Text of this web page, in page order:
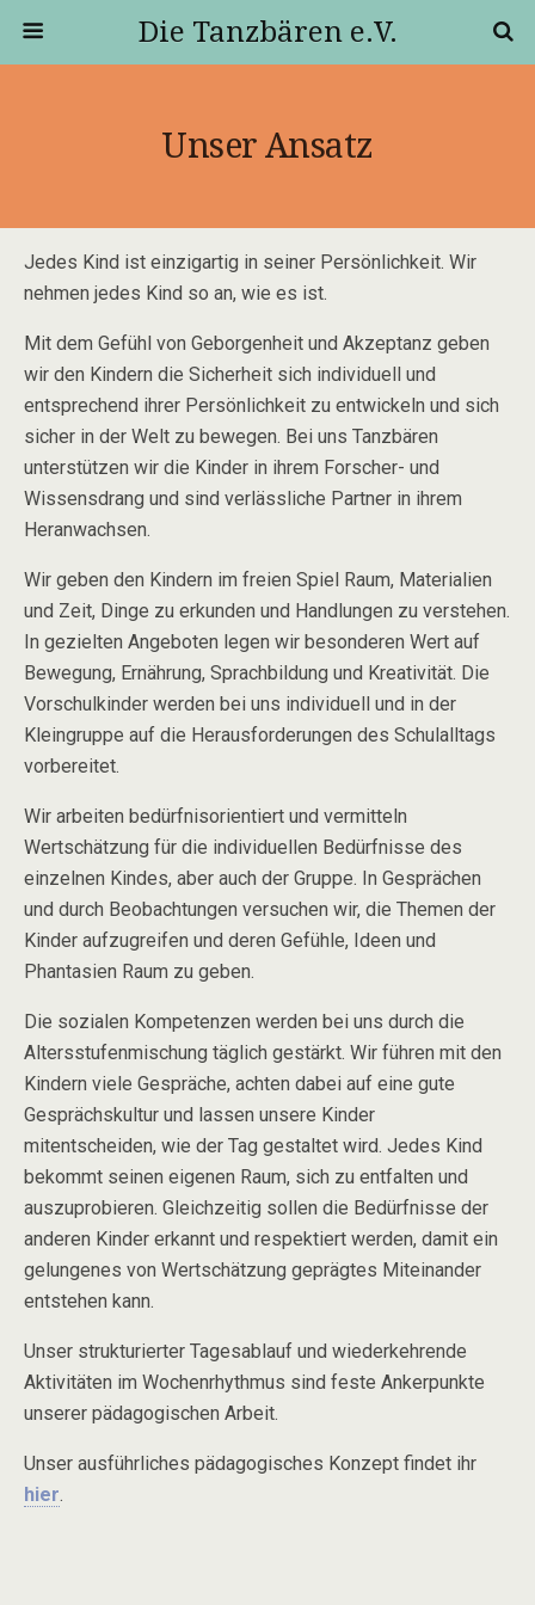
Die Tanzbären e.V.
Unser Ansatz
Jedes Kind ist einzigartig in seiner Persönlichkeit. Wir
nehmen jedes Kind so an, wie es ist.
Mit dem Gefühl von Geborgenheit und Akzeptanz geben
wir den Kindern die Sicherheit sich individuell und
entsprechend ihrer Persönlichkeit zu entwickeln und sich
sicher in der Welt zu bewegen. Bei uns Tanzbären
unterstützen wir die Kinder in ihrem Forscher- und
Wissensdrang und sind verlässliche Partner in ihrem
Heranwachsen.
Wir geben den Kindern im freien Spiel Raum, Materialien
und Zeit, Dinge zu erkunden und Handlungen zu verstehen.
In gezielten Angeboten legen wir besonderen Wert auf
Bewegung, Ernährung, Sprachbildung und Kreativität. Die
Vorschulkinder werden bei uns individuell und in der
Kleingruppe auf die Herausforderungen des Schulalltags
vorbereitet.
Wir arbeiten bedürfnisorientiert und vermitteln
Wertschätzung für die individuellen Bedürfnisse des
einzelnen Kindes, aber auch der Gruppe. In Gesprächen
und durch Beobachtungen versuchen wir, die Themen der
Kinder aufzugreifen und deren Gefühle, Ideen und
Phantasien Raum zu geben.
Die sozialen Kompetenzen werden bei uns durch die
Altersstufenmischung täglich gestärkt. Wir führen mit den
Kindern viele Gespräche, achten dabei auf eine gute
Gesprächskultur und lassen unsere Kinder
mitentscheiden, wie der Tag gestaltet wird. Jedes Kind
bekommt seinen eigenen Raum, sich zu entfalten und
auszuprobieren. Gleichzeitig sollen die Bedürfnisse der
anderen Kinder erkannt und respektiert werden, damit ein
gelungenes von Wertschätzung geprägtes Miteinander
entstehen kann.
Unser strukturierter Tagesablauf und wiederkehrende
Aktivitäten im Wochenrhythmus sind feste Ankerpunkte
unserer pädagogischen Arbeit.
Unser ausführliches pädagogisches Konzept findet ihr
hier.